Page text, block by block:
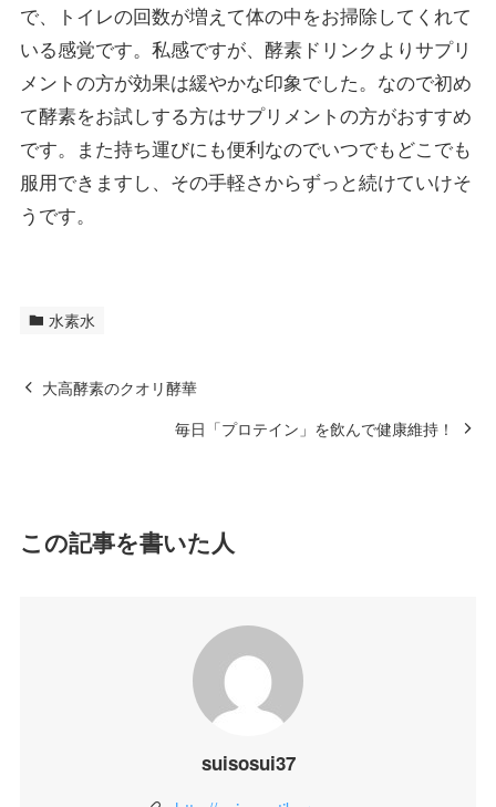
で、トイレの回数が増えて体の中をお掃除してくれて
いる感覚です。私感ですが、酵素ドリンクよりサプリ
メントの方が効果は緩やかな印象でした。なので初め
て酵素をお試しする方はサプリメントの方がおすすめ
です。また持ち運びにも便利なのでいつでもどこでも
服用できますし、その手軽さからずっと続けていけそ
うです。
水素水
大高酵素のクオリ酵華
毎日「プロテイン」を飲んで健康維持！
この記事を書いた人
suisosui37